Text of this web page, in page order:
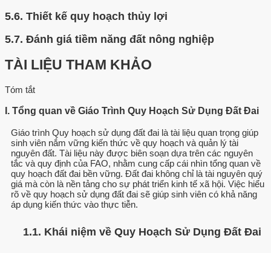
5.6. Thiết kế quy hoạch thủy lợi
5.7. Đánh giá tiềm năng đất nông nghiệp
TÀI LIỆU THAM KHẢO
Tóm tắt
I. Tổng quan về Giáo Trình Quy Hoạch Sử Dụng Đất Đai
Giáo trình Quy hoạch sử dụng đất đai là tài liệu quan trọng giúp
sinh viên nắm vững kiến thức về quy hoạch và quản lý tài
nguyên đất. Tài liệu này được biên soạn dựa trên các nguyên
tắc và quy định của FAO, nhằm cung cấp cái nhìn tổng quan về
quy hoạch đất đai bền vững. Đất đai không chỉ là tài nguyên quý
giá mà còn là nền tảng cho sự phát triển kinh tế xã hội. Việc hiểu
rõ về quy hoạch sử dụng đất đai sẽ giúp sinh viên có khả năng
áp dụng kiến thức vào thực tiễn.
1.1. Khái niệm về Quy Hoạch Sử Dụng Đất Đai